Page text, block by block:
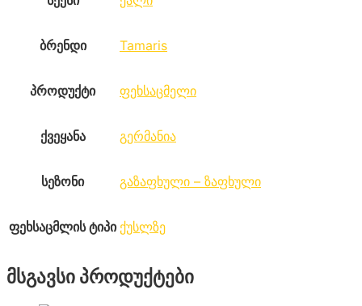
ბრენდი Tamaris
პროდუქტი ფეხსაცმელი
ქვეყანა გერმანია
სეზონი გაზაფხული – ზაფხული
ფეხსაცმლის ტიპი ქუსლზე
მსგავსი პროდუქტები